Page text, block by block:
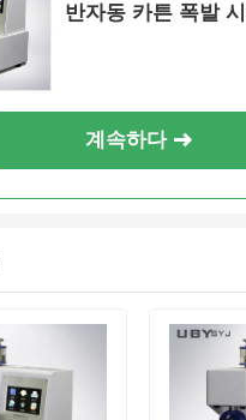
반자동 카튼 폭발 시
계속하다